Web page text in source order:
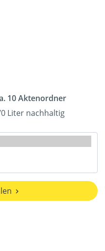
10 Aktenordner
Liter nachhaltig